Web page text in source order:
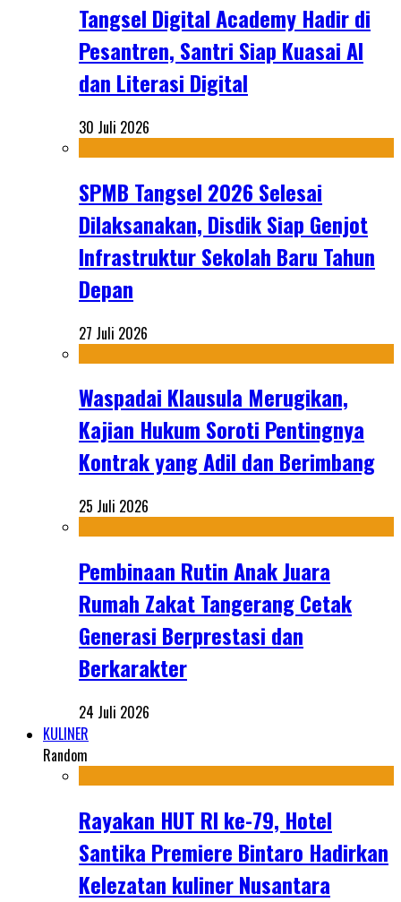
Tangsel Digital Academy Hadir di
Pesantren, Santri Siap Kuasai AI
dan Literasi Digital
30 Juli 2026
SPMB Tangsel 2026 Selesai
Dilaksanakan, Disdik Siap Genjot
Infrastruktur Sekolah Baru Tahun
Depan
27 Juli 2026
Waspadai Klausula Merugikan,
Kajian Hukum Soroti Pentingnya
Kontrak yang Adil dan Berimbang
25 Juli 2026
Pembinaan Rutin Anak Juara
Rumah Zakat Tangerang Cetak
Generasi Berprestasi dan
Berkarakter
24 Juli 2026
KULINER
Random
Rayakan HUT RI ke-79, Hotel
Santika Premiere Bintaro Hadirkan
Kelezatan kuliner Nusantara